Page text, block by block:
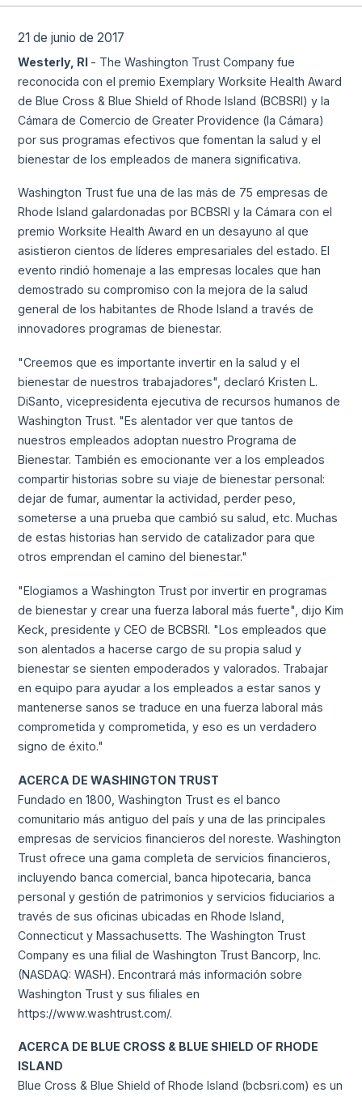
21 de junio de 2017
Westerly, RI - The Washington Trust Company fue
reconocida con el premio Exemplary Worksite Health Award
de Blue Cross & Blue Shield of Rhode Island (BCBSRI) y la
Cámara de Comercio de Greater Providence (la Cámara)
por sus programas efectivos que fomentan la salud y el
bienestar de los empleados de manera significativa.
Washington Trust fue una de las más de 75 empresas de
Rhode Island galardonadas por BCBSRI y la Cámara con el
premio Worksite Health Award en un desayuno al que
asistieron cientos de líderes empresariales del estado. El
evento rindió homenaje a las empresas locales que han
demostrado su compromiso con la mejora de la salud
general de los habitantes de Rhode Island a través de
innovadores programas de bienestar.
"Creemos que es importante invertir en la salud y el
bienestar de nuestros trabajadores", declaró Kristen L.
DiSanto, vicepresidenta ejecutiva de recursos humanos de
Washington Trust. "Es alentador ver que tantos de
nuestros empleados adoptan nuestro Programa de
Bienestar. También es emocionante ver a los empleados
compartir historias sobre su viaje de bienestar personal:
dejar de fumar, aumentar la actividad, perder peso,
someterse a una prueba que cambió su salud, etc. Muchas
de estas historias han servido de catalizador para que
otros emprendan el camino del bienestar."
"Elogiamos a Washington Trust por invertir en programas
de bienestar y crear una fuerza laboral más fuerte", dijo Kim
Keck, presidente y CEO de BCBSRI. "Los empleados que
son alentados a hacerse cargo de su propia salud y
bienestar se sienten empoderados y valorados. Trabajar
en equipo para ayudar a los empleados a estar sanos y
mantenerse sanos se traduce en una fuerza laboral más
comprometida y comprometida, y eso es un verdadero
signo de éxito."
ACERCA DE WASHINGTON TRUST
Fundado en 1800, Washington Trust es el banco
comunitario más antiguo del país y una de las principales
empresas de servicios financieros del noreste. Washington
Trust ofrece una gama completa de servicios financieros,
incluyendo banca comercial, banca hipotecaria, banca
personal y gestión de patrimonios y servicios fiduciarios a
través de sus oficinas ubicadas en Rhode Island,
Connecticut y Massachusetts. The Washington Trust
Company es una filial de Washington Trust Bancorp, Inc.
(NASDAQ: WASH). Encontrará más información sobre
Washington Trust y sus filiales en
https://www.washtrust.com/.
ACERCA DE BLUE CROSS & BLUE SHIELD OF RHODE
ISLAND
Blue Cross & Blue Shield of Rhode Island (bcbsri.com) es un